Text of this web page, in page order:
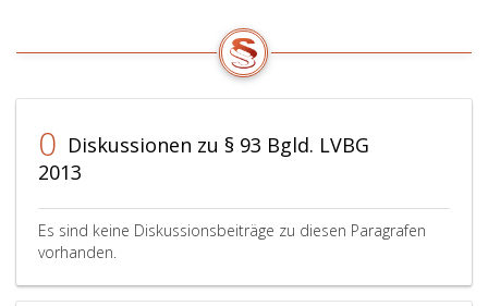
0 Diskussionen zu § 93 Bgld. LVBG
2013
Es sind keine Diskussionsbeiträge zu diesen Paragrafen
vorhanden.